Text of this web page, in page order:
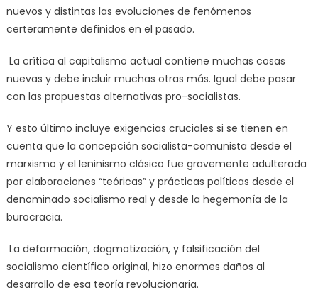
nuevos y distintas las evoluciones de fenómenos
certeramente definidos en el pasado.
La crítica al capitalismo actual contiene muchas cosas
nuevas y debe incluir muchas otras más. Igual debe pasar
con las propuestas alternativas pro-socialistas.
Y esto último incluye exigencias cruciales si se tienen en
cuenta que la concepción socialista-comunista desde el
marxismo y el leninismo clásico fue gravemente adulterada
por elaboraciones “teóricas” y prácticas políticas desde el
denominado socialismo real y desde la hegemonía de la
burocracia.
La deformación, dogmatización, y falsificación del
socialismo científico original, hizo enormes daños al
desarrollo de esa teoría revolucionaria.